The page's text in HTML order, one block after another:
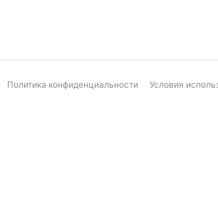
Политика конфиденциальности Условия